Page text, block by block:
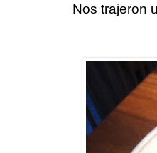
Nos trajeron